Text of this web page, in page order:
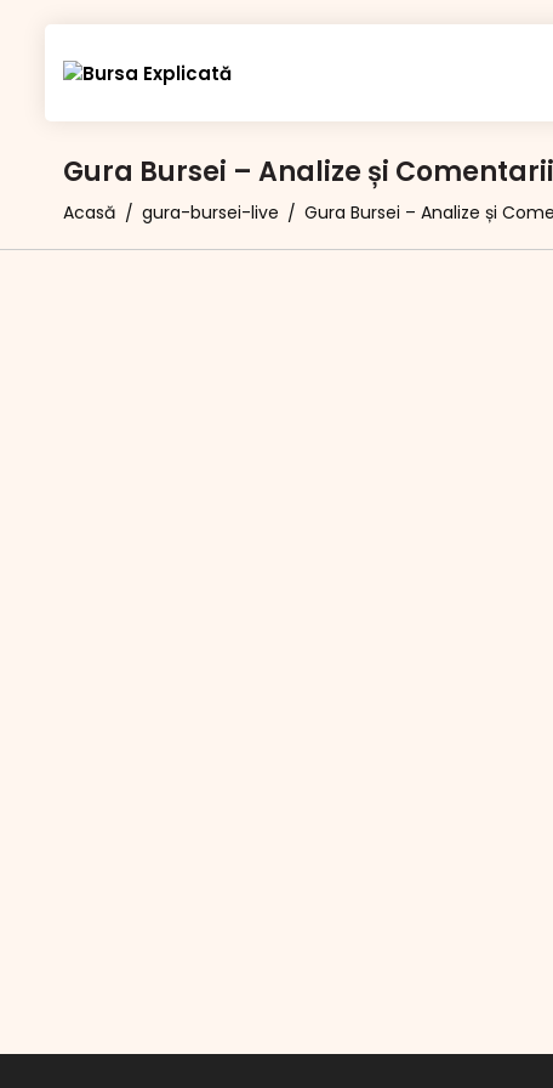
Gura Bursei – Analize și
Acasă gura-bursei-live Gura Bursei – Analize și